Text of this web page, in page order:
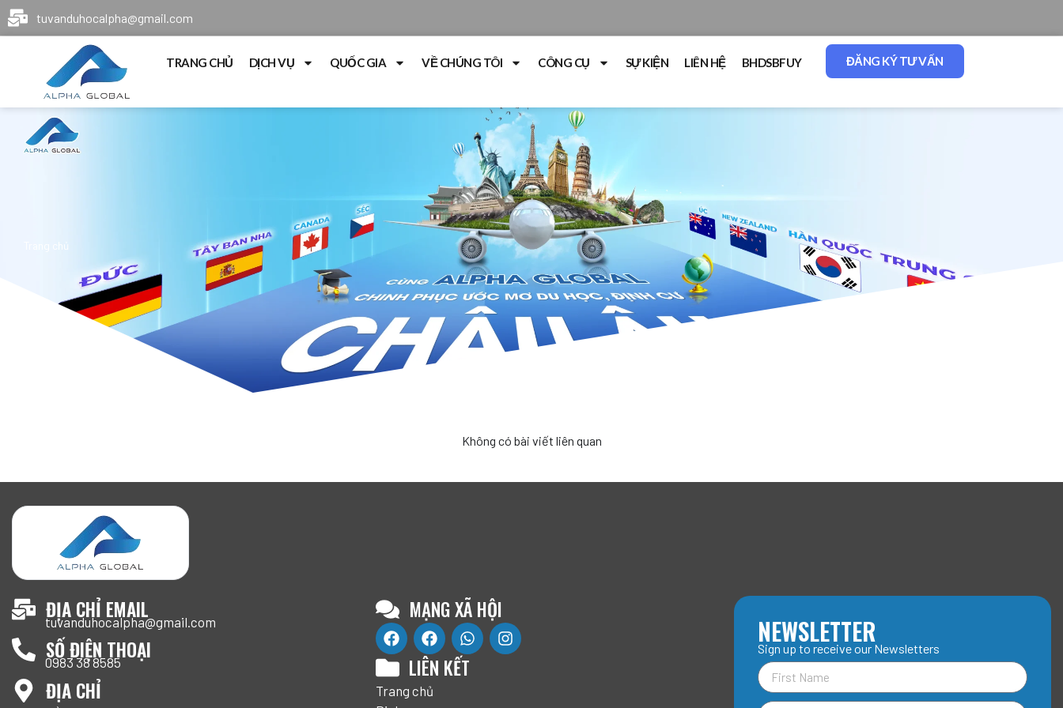
tuvanduhocalpha@gmail.com
TRANG CHỦ DỊCH VỤ QUỐC GIA VỀ CHÚNG TÔI CÔNG CỤ SỰ KIỆN LIÊN HỆ BHDSBFUY ĐĂNG KÝ TƯ VẤN
Trang chủ
Không có bài viết liên quan
ĐỊA CHỈ EMAIL
tuvanduhocalpha@gmail.com
SỐ ĐIỆN THOẠI
0983 38 8585
ĐỊA CHỈ
MẠNG XÃ HỘI
LIÊN KẾT
Trang chủ
NEWSLETTER
Sign up to receive our Newsletters